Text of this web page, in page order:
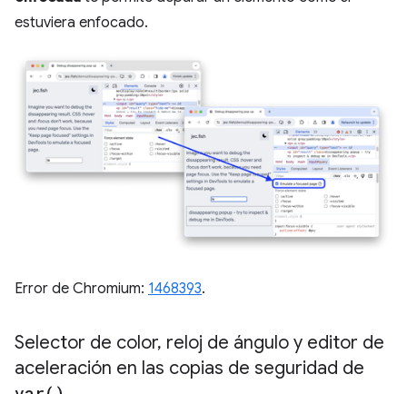
estuviera enfocado.
Error de Chromium: 1468393.
Selector de color, reloj de ángulo y editor de
aceleración en las copias de seguridad de